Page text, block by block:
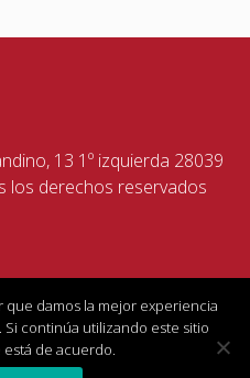
13 1º izquierda 28039
los derechos reservados
que damos la mejor experiencia
continúa utilizando este sitio
de acuerdo.